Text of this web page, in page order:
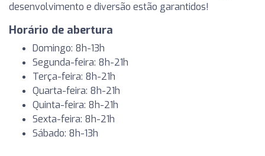
desenvolvimento e diversão estão garantidos!
Horário de abertura
Domingo: 8h-13h
Segunda-feira: 8h-21h
Terça-feira: 8h-21h
Quarta-feira: 8h-21h
Quinta-feira: 8h-21h
Sexta-feira: 8h-21h
Sábado: 8h-13h